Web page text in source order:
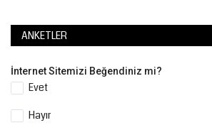
ANKETLER
İnternet Sitemizi Beğendiniz mi?
Evet
Hayır